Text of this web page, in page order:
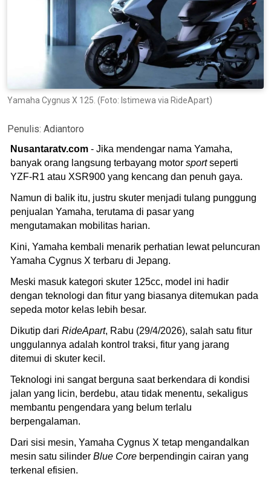
Yamaha Cygnus X 125. (Foto: Istimewa via RideApart)
Penulis: Adiantoro
Nusantaratv.com - Jika mendengar nama Yamaha,
banyak orang langsung terbayang motor sportseperti
YZF-R1 atau XSR900 yang kencang dan penuh gaya.
Namun di balik itu, justru skuter menjadi tulang punggung
penjualan Yamaha, terutama di pasar yang
mengutamakan mobilitas harian.
Kini, Yamaha kembali menarik perhatian lewat peluncuran
Yamaha Cygnus X terbaru di Jepang.
Meski masuk kategori skuter 125cc, model ini hadir
dengan teknologi dan fitur yang biasanya ditemukan pada
sepeda motor kelas lebih besar.
Dikutip dari RideApart, Rabu (29/4/2026), salah satu fitur
unggulannya adalah kontrol traksi, fitur yang jarang
ditemui di skuter kecil.
Teknologi ini sangat berguna saat berkendara di kondisi
jalan yang licin, berdebu, atau tidak menentu, sekaligus
membantu pengendara yang belum terlalu
berpengalaman.
Dari sisi mesin, Yamaha Cygnus X tetap mengandalkan
mesin satu silinder Blue Core berpendingin cairan yang
terkenal efisien.